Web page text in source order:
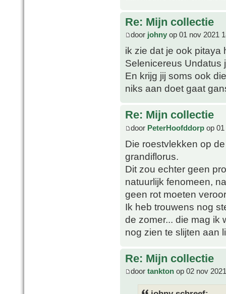
Re: Mijn collectie
door johny op 01 nov 2021
ik zie dat je ook pitaya
Selenicereus Undatus
En krijg jij soms ook
niks aan doet gaat
Re: Mijn collectie
door PeterHoofddorp op
Die roestvlekken op
grandiflorus.
Dit zou echter geen
natuurlijk fenomeen,
geen rot moeten
Ik heb trouwens nog
de zomer... die mag ik
nog zien te slijten aan
Re: Mijn collectie
door tankton op 02 nov